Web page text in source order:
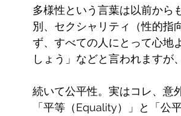
多様性という言葉は以前から
別、セクシャリティ（性的指
ず、すべての人にとって心地
しょう」などと言われますが
続いて公平性。実はコレ、意
「平等（Equality）」と「公